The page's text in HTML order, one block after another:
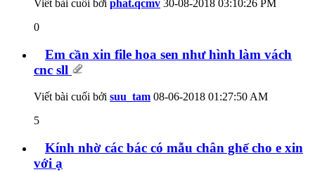
Viết bài cuối bởi phat.qcmv 30-08-2018 03:10:26 PM
0
Em cần xin file hoa sen như hình làm vách
cnc sll
Viết bài cuối bởi suu_tam 08-06-2018 01:27:50 AM
5
Kính nhờ các bác có mẫu chân ghế cho e xin
với ạ